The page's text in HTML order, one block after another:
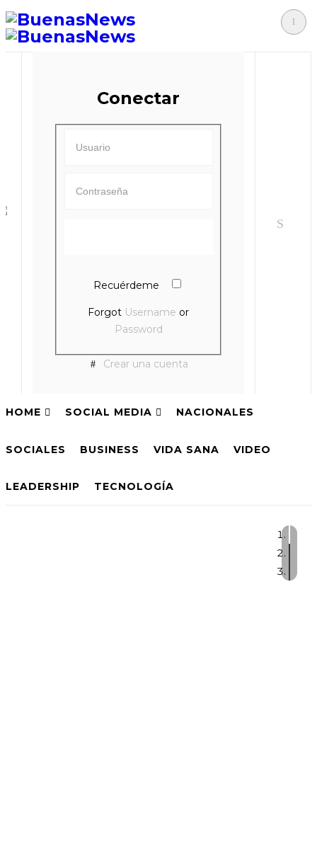
Conectar
Recuérdeme
Forgot Username or
Password
Crear una cuenta
HOME SOCIAL MEDIA NACIONALES
SOCIALES BUSINESS VIDA SANA VIDEO
LEADERSHIP TECNOLOGÍA